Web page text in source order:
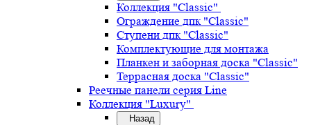
Коллекция "Classic"
Ограждение дпк "Classic"
Ступени дпк "Classic"
Комплектующие для монтажа
Планкен и заборная доска "Classic"
Террасная доска "Classic"
Реечные панели серия Line
Коллекция "Luxury"
Назад